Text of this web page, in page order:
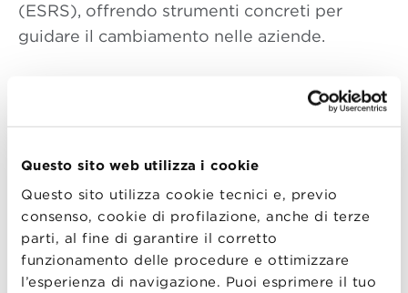
Questo sito web utilizza i cookie
Questo sito utilizza cookie tecnici e, previo
consenso, cookie di profilazione, anche di terze
parti, al fine di garantire il corretto
funzionamento delle procedure e ottimizzare
l’esperienza di navigazione. Puoi esprimere il tuo
(ESRS), offrendo strumenti concreti per
guidare il cambiamento nelle aziende.
aziendale, analizzando le principali sfide e
opportunità connesse agli ESRS. Saranno
presentati spunti pratici per supportare i
professionisti nella trasformazione
organizzativa in linea con gli standard